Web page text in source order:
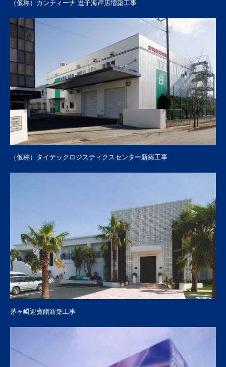
（仮称）カンティーナ 逗子海岸店増築工事
（仮称）タイテックロジスティクスセンター新築工事
茅ヶ崎迎賓館新築工事